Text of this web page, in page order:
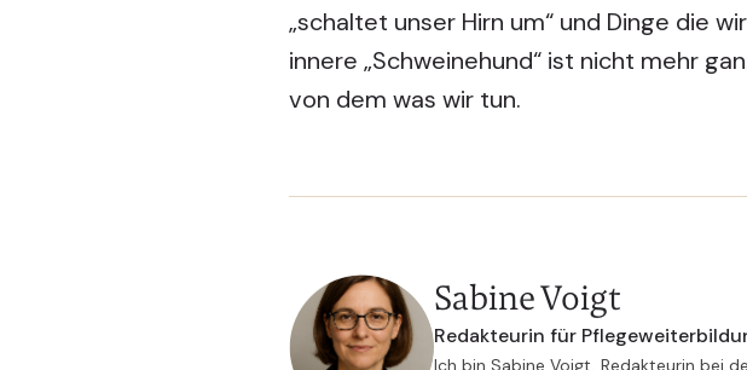
„schaltet unser Hirn um“ und Dinge die
innere „Schweinehund“ ist nicht mehr
von dem was wir tun.
Sabine Voigt
Redakteurin für
Ich bin Sabine Voigt, Redakteurin bei